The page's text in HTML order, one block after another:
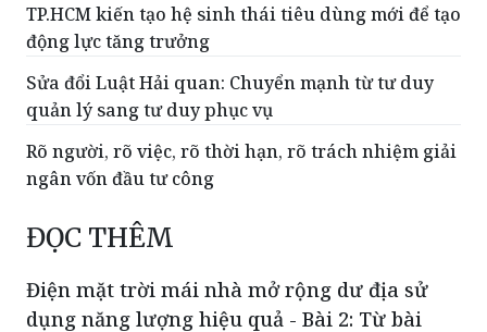
với hai đồ án quy hoạch khu cây xanh, mặt nước,
hướng tới phát triển đô thị bền vững
TP.HCM kiến tạo hệ sinh thái tiêu dùng mới để tạo
động lực tăng trưởng
Sửa đổi Luật Hải quan: Chuyển mạnh từ tư duy
quản lý sang tư duy phục vụ
Rõ người, rõ việc, rõ thời hạn, rõ trách nhiệm giải
ngân vốn đầu tư công
ĐỌC THÊM